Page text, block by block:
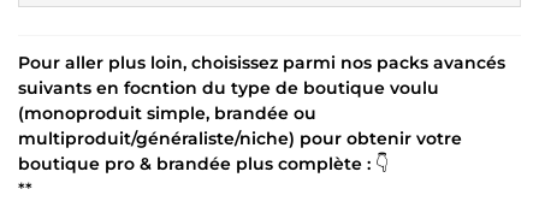
Pour aller plus loin, choisissez parmi nos packs avancés
suivants en focntion du type de boutique voulu
(monoproduit simple, brandée ou
multiproduit/généraliste/niche) pour obtenir votre
boutique pro & brandée plus complète : 👇
**